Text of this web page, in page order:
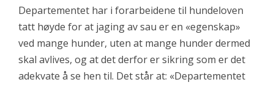
Departementet har i forarbeidene til hundeloven
tatt høyde for at jaging av sau er en «egenskap»
ved mange hunder, uten at mange hunder dermed
skal avlives, og at det derfor er sikring som er det
adekvate å se hen til. Det står at: «Departementet